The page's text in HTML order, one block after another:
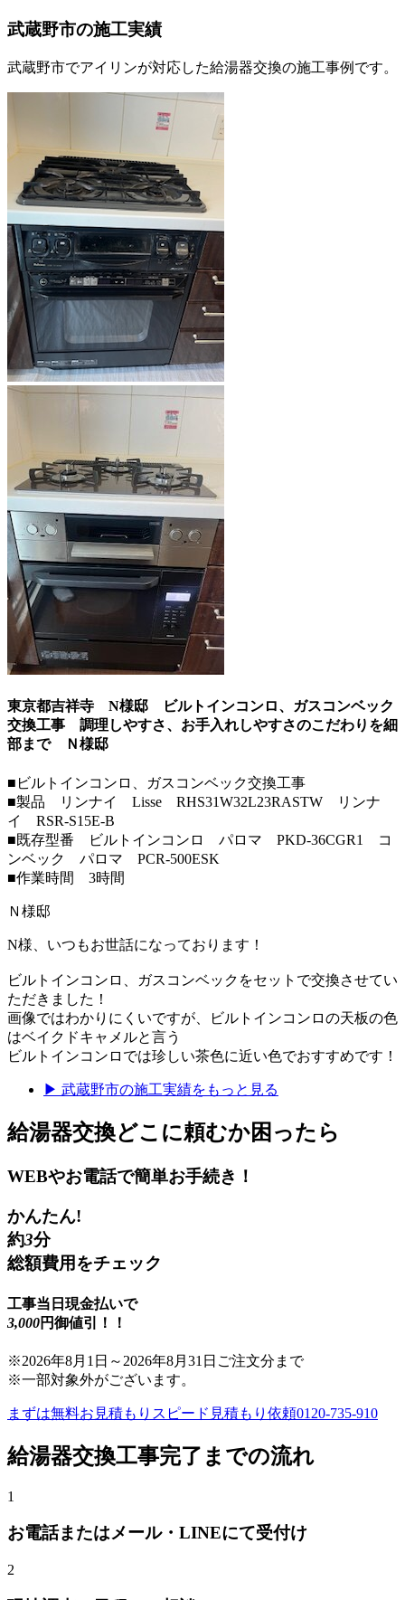
武蔵野市の施工実績
武蔵野市でアイリンが対応した給湯器交換の施工事例です。
東京都吉祥寺 N様邸 ビルトインコンロ、ガスコンベック
交換工事 調理しやすさ、お手入れしやすさのこだわりを細
部までＮ様邸
■ビルトインコンロ、ガスコンベック交換工事
■製品 リンナイ Lisse RHS31W32L23RASTW リンナ
イ RSR-S15E-B
■既存型番 ビルトインコンロ パロマ PKD-36CGR1 コ
ンベック パロマ PCR-500ESK
■作業時間 3時間
Ｎ様邸
N様、いつもお世話になっております！
ビルトインコンロ、ガスコンベックをセットで交換させてい
ただきました！
画像ではわかりにくいですが、ビルトインコンロの天板の色
はベイクドキャメルと言う
ビルトインコンロでは珍しい茶色に近い色でおすすめです！
▶ 武蔵野市の施工実績をもっと見る
給湯器交換どこに頼むか困ったら
WEBやお電話で簡単お手続き！
かんたん!
約3分
総額費用をチェック
工事当日現金払いで
3,000円御値引！！
※2026年8月1日 ～ 2026年8月31日 ご注文分まで
※一部対象外がございます。
まずは無料お見積もり スピード見積もり依頼0120-735-910
給湯器交換工事完了までの流れ
1
お電話またはメール・LINEにて受付け
2